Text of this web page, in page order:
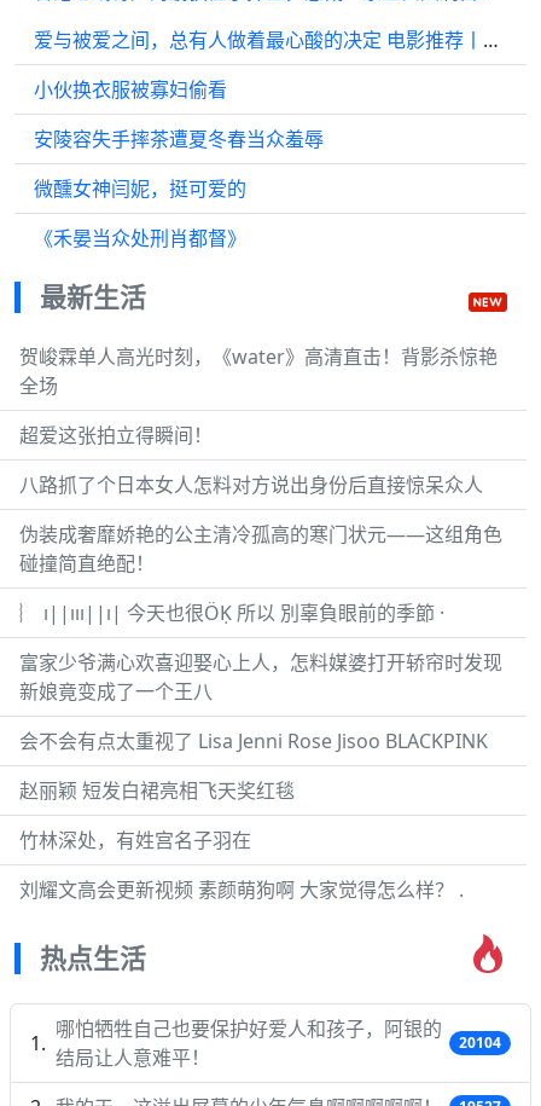
爱与被爱之间，总有人做着最心酸的决定 电影推荐丨《奇怪的她》
小伙换衣服被寡妇偷看
安陵容失手摔茶遭夏冬春当众羞辱
微醺女神闫妮，挺可爱的
《禾晏当众处刑肖都督》
最新生活
贺峻霖单人高光时刻，《water》高清直击！背影杀惊艳
全场
超爱这张拍立得瞬间！
八路抓了个日本女人怎料对方说出身份后直接惊呆众人
伪装成奢靡娇艳的公主清冷孤高的寒门状元——这组角色
碰撞简直绝配！
︴ ı||ııı||ı| 今天也很ÖḲ 所以 別辜負眼前的季節 ·
富家少爷满心欢喜迎娶心上人，怎料媒婆打开轿帘时发现
新娘竟变成了一个王八
会不会有点太重视了 Lisa Jenni Rose Jisoo BLACKPINK
赵丽颖 短发白裙亮相飞天奖红毯
竹林深处，有姓宫名子羽在
刘耀文高会更新视频 素颜萌狗啊 大家觉得怎么样？ .
热点生活
哪怕牺牲自己也要保护好爱人和孩子，阿银的
结局让人意难平！
20104